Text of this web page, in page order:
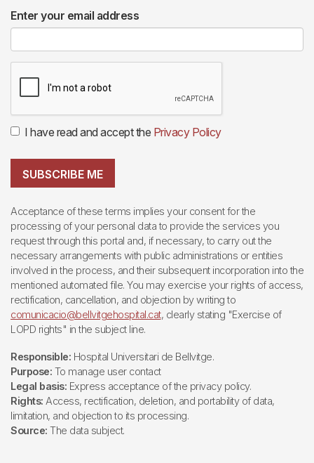
Enter your email address
I have read and accept the Privacy Policy
SUBSCRIBE ME
Acceptance of these terms implies your consent for the
processing of your personal data to provide the services you
request through this portal and, if necessary, to carry out the
necessary arrangements with public administrations or entities
involved in the process, and their subsequent incorporation into the
mentioned automated file. You may exercise your rights of access,
rectification, cancellation, and objection by writing to
comunicacio@bellvitgehospital.cat, clearly stating "Exercise of
LOPD rights" in the subject line.
Responsible: Hospital Universitari de Bellvitge.
Purpose: To manage user contact
Legal basis: Express acceptance of the privacy policy.
Rights: Access, rectification, deletion, and portability of data,
limitation, and objection to its processing.
Source: The data subject.